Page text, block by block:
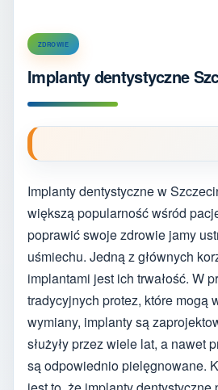
ZDROWIE
Implanty dentystyczne
Implanty dentystyczne w
większą popularność wśród
poprawić swoje zdrowie jamy
uśmiechu. Jedną z głównych
implantami jest ich trwałość. W
tradycyjnych protez, które mogą
wymiany, implanty są
służyły przez wiele lat, a nawet
są odpowiednio pielęgnowane.